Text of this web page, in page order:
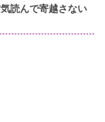
読んで寄越さない